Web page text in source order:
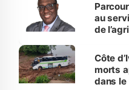
au
de
Côte
morts
dans le